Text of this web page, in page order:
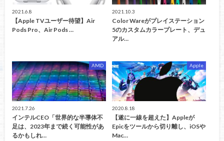
2021.6.8
【Apple TVユーザー待望】Air
Pods Pro、Air Pods …
2021.10.3
Color Wareがプレイステーション
5のカスタムカラープレート、デュ
アル…
AMD
2021.7.26
インテルCEO「世界的な半導体不
足は、2023年まで続く可能性があ
るかもしれ…
Apple
2020.8.18
【遂に一線を超えた】Appleが
Epicをツールから切り離し、iOSや
Mac…